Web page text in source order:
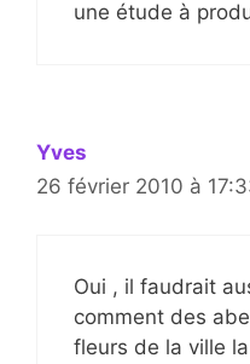
une étude à
Yves
26 février 2010 à
Oui , il faudrait
comment des
fleurs de la ville